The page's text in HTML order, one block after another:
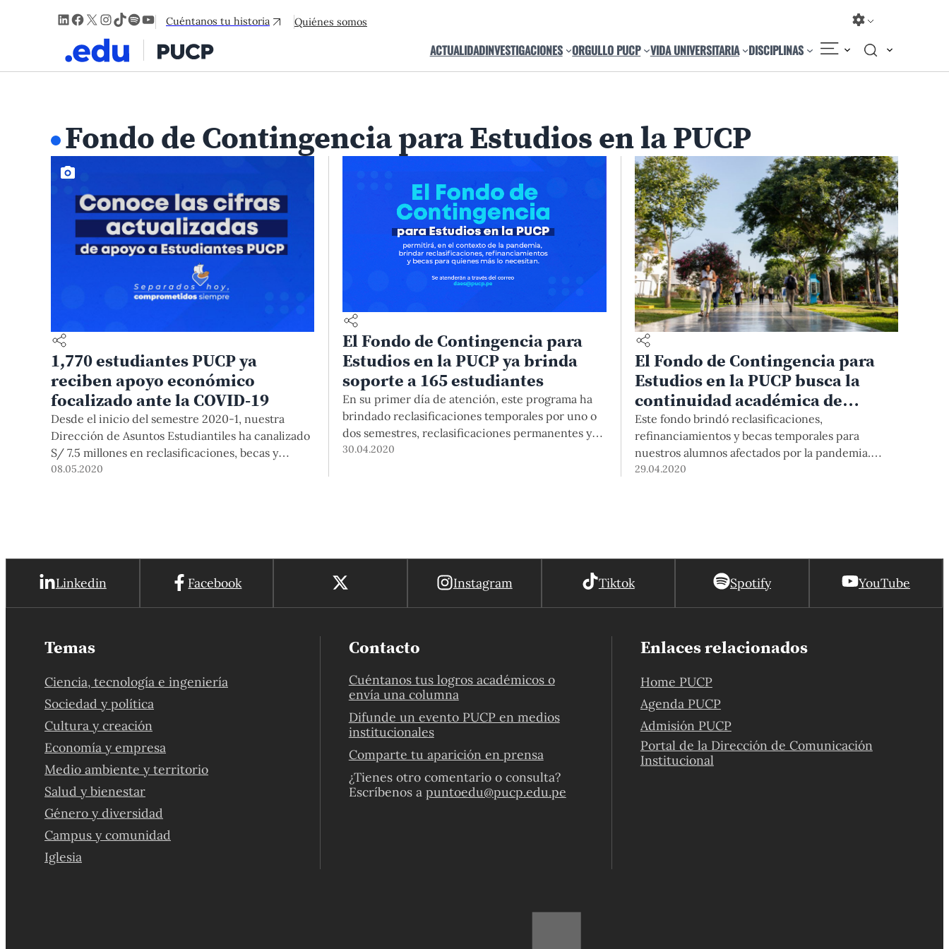
LinkedIn
Facebook
X Instagram
TikTok
Spotify
YouTube
Cuéntanos tu historia Quiénes somos
ACTUALIDADINVESTIGACIONES ORGULLO PUCP VIDA UNIVERSITARIA DISCIPLINAS
Fondo de Contingencia para Estudios en la PUCP
1,770 estudiantes PUCP ya
reciben apoyo económico
focalizado ante la COVID-19
Desde el inicio del semestre 2020-1, nuestra
Dirección de Asuntos Estudiantiles ha canalizado
S/ 7.5 millones en reclasificaciones, becas y
financiamientos para 1,770 estudiantes ante los
08.05.2020
El Fondo de Contingencia para
Estudios en la PUCP ya brinda
soporte a 165 estudiantes
En su primer día de atención, este programa ha
brindado reclasificaciones temporales por uno o
dos semestres, reclasificaciones permanentes y
becas completas.
30.04.2020
El Fondo de Contingencia para
Estudios en la PUCP busca la
continuidad académica de
nuestros estudiantes
Este fondo brindó reclasificaciones,
refinanciamientos y becas temporales para
nuestros alumnos afectados por la pandemia.
Desde el 25 de mayo, otorgará alternativas de
29.04.2020
Linkedin Facebook Instagram Tiktok Spotify YouTube
Temas
Ciencia, tecnología e ingeniería
Sociedad y política
Cultura y creación
Economía y empresa
Medio ambiente y territorio
Salud y bienestar
Género y diversidad
Campus y comunidad
Iglesia
Contacto
Cuéntanos tus logros académicos o
envía una columna
Difunde un evento PUCP en medios
institucionales
Comparte tu aparición en prensa
¿Tienes otro comentario o consulta?
Escríbenos a puntoedu@pucp.edu.pe
Enlaces relacionados
Home PUCP
Agenda PUCP
Admisión PUCP
Portal de la Dirección de Comunicación
Institucional